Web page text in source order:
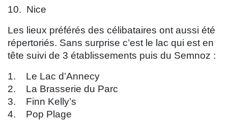
10. Nice
Les lieux préférés des célibataires ont aussi été
répertoriés. Sans surprise c’est le lac qui est en
tête suivi de 3 établissements puis du Semnoz :
1. Le Lac d’Annecy
2. La Brasserie du Parc
3. Finn Kelly’s
4. Pop Plage